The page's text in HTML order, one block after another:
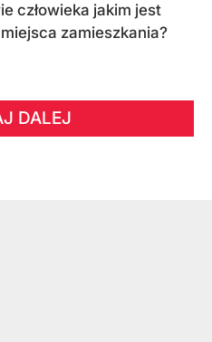
człowieka jakim jest
zamieszkania?
DALEJ